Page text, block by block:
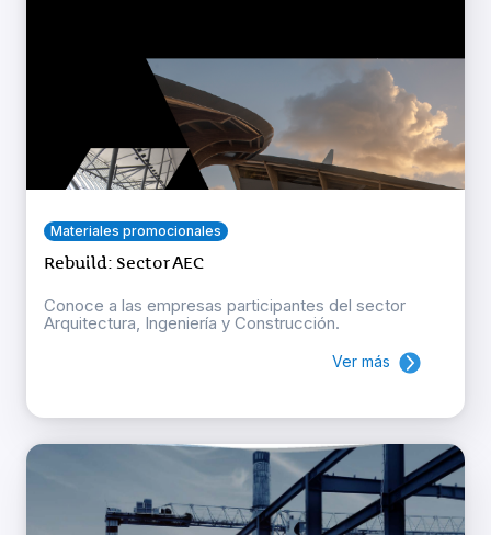
Materiales promocionales
Rebuild: Sector AEC
Conoce a las empresas participantes del sector
Arquitectura, Ingeniería y Construcción.
Ver más